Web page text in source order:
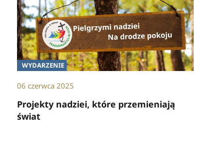
WYDARZENIE
06 czerwca 2025
Projekty nadziei, które przemieniają
świat